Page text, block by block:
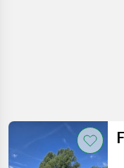
Kategoria 3